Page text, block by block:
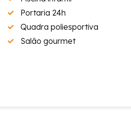
Portaria 24h
Quadra poliesportiva
Salão gourmet